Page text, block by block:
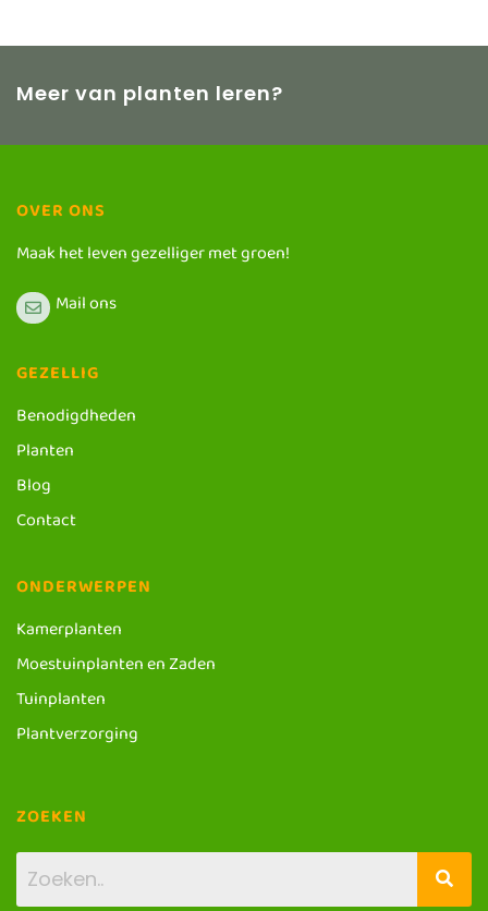
Meer van planten leren?
OVER ONS
Maak het leven gezelliger met groen!
Mail ons
GEZELLIG
Benodigdheden
Planten
Blog
Contact
ONDERWERPEN
Kamerplanten
Moestuinplanten en Zaden
Tuinplanten
Plantverzorging
ZOEKEN